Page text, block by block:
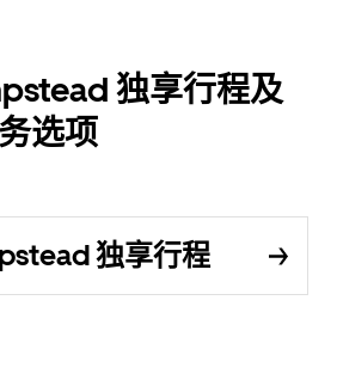
独享行程及
选项
独享行程